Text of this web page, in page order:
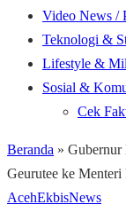
Video News /
Teknologi &
Lifestyle &
Sosial &
Cek
Beranda » Gubernur
Geurutee ke Menteri
AcehEkbisNews